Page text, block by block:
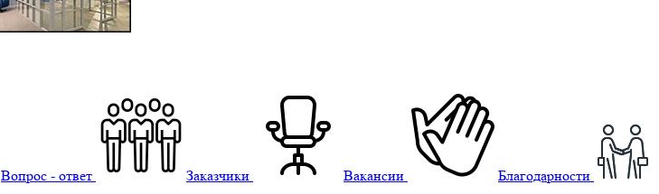
Вопрос - ответ Заказчики Вакансии Благодарности